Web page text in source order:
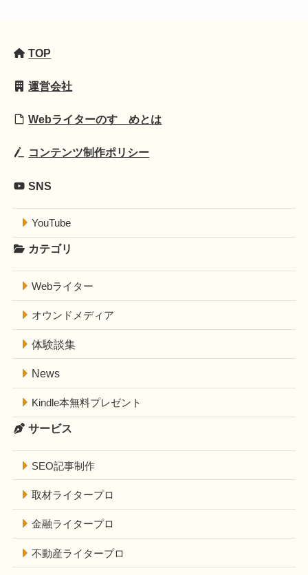
TOP
運営会社
Webライターのすゝめとは
コンテンツ制作ポリシー
SNS
YouTube
カテゴリ
Webライター
オウンドメディア
体験談集
News
Kindle本無料プレゼント
サービス
SEO記事制作
取材ライタープロ
金融ライタープロ
不動産ライタープロ